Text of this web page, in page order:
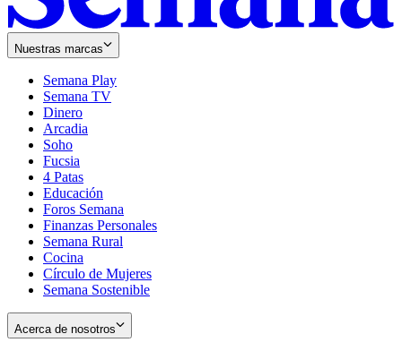
Nuestras marcas
Semana Play
Semana TV
Dinero
Arcadia
Soho
in
new
window
Fucsia
in
new
window
4 Patas
Educación
Foros Semana
Finanzas Personales
Semana Rural
Cocina
Círculo de Mujeres
Semana Sostenible
Acerca de nosotros